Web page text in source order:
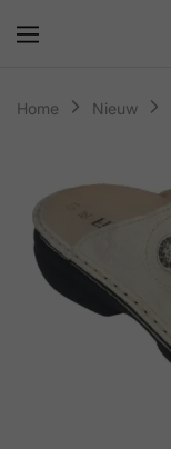
Home Nieuw